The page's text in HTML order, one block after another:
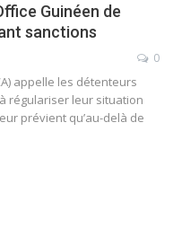
Guinéen de
sanctions
0
appelle les détenteurs
régulariser leur situation
prévient qu’au-delà de